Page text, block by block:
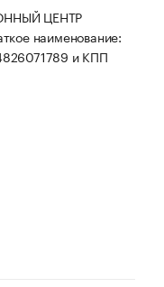
ЦЕНТР
наименование:
и КПП